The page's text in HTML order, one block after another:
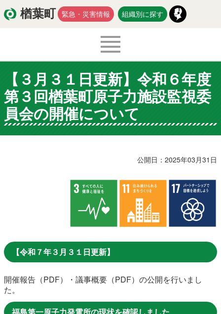
楢葉町 緊急・災害情報 組織別に探す
くらし・環境 出産・子育て
医療・健康・福祉 教育・文化・スポーツ
商工・労働 新産業
新規造成区画
楢葉町について 町長室
【３月３１日更新】令和６年度
第３回楢葉町原子力施設監視委
員会の開催について
公開日：2025年03月31日
【令和７年３月３１日更新】
開催報告（PDF）・議事概要（PDF）の公開を行いまし
た。